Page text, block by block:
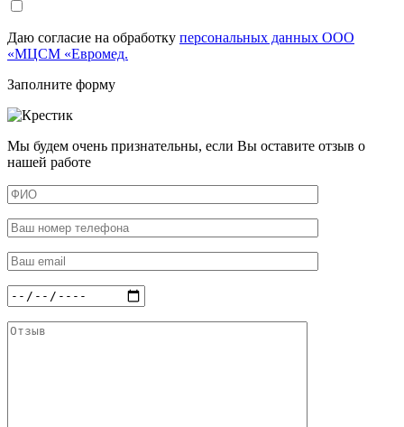
Даю согласие на обработку персональных данных ООО
«МЦСМ «Евромед.
Заполните форму
Мы будем очень признательны, если Вы оставите отзыв о
нашей работе